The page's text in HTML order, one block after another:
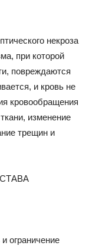
некроза
при которой
повреждаются
и кровь не
кровообращения
изменение
трещин и
ограничение